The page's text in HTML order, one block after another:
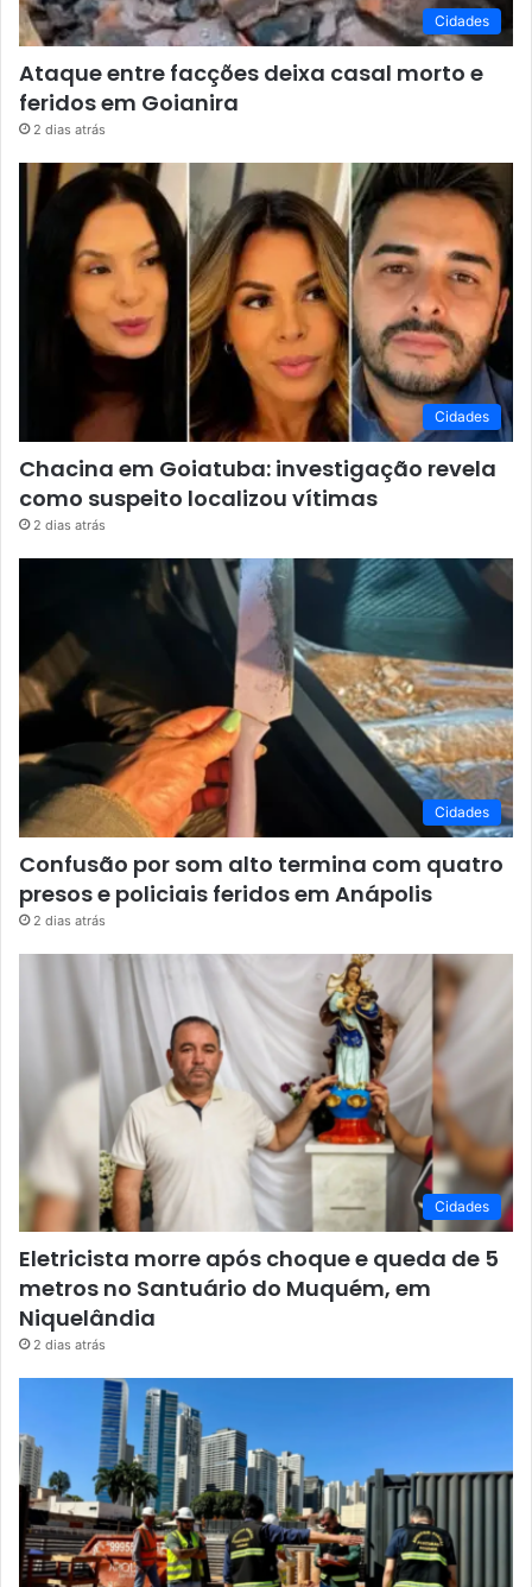
Cidades
Ataque entre facções deixa casal morto e
feridos em Goianira
2 dias atrás
Cidades
Chacina em Goiatuba: investigação revela
como suspeito localizou vítimas
2 dias atrás
Cidades
Confusão por som alto termina com quatro
presos e policiais feridos em Anápolis
2 dias atrás
Cidades
Eletricista morre após choque e queda de 5
metros no Santuário do Muquém, em
Niquelândia
2 dias atrás